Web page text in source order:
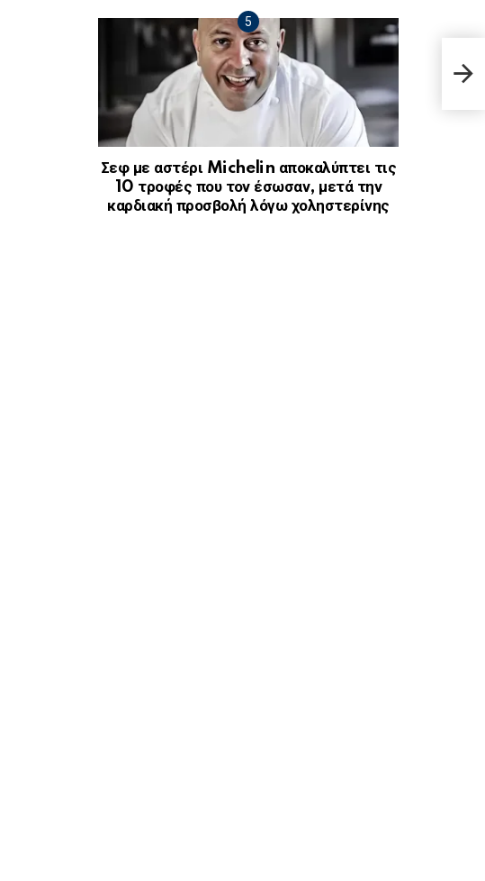
Της
Σεφ με αστέρι Michelin αποκαλύπτει τις
10 τροφές που τον έσωσαν, μετά την
καρδιακή προσβολή λόγω χοληστερίνης